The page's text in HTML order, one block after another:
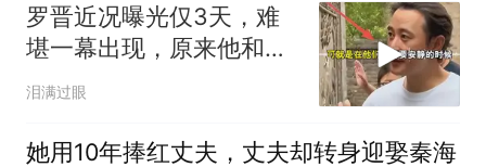
罗晋近况曝光仅3天，难
堪一幕出现，原来他和辛
柏青是同病相怜
泪满过眼
她用10年捧红丈夫，丈夫却转身迎娶秦海